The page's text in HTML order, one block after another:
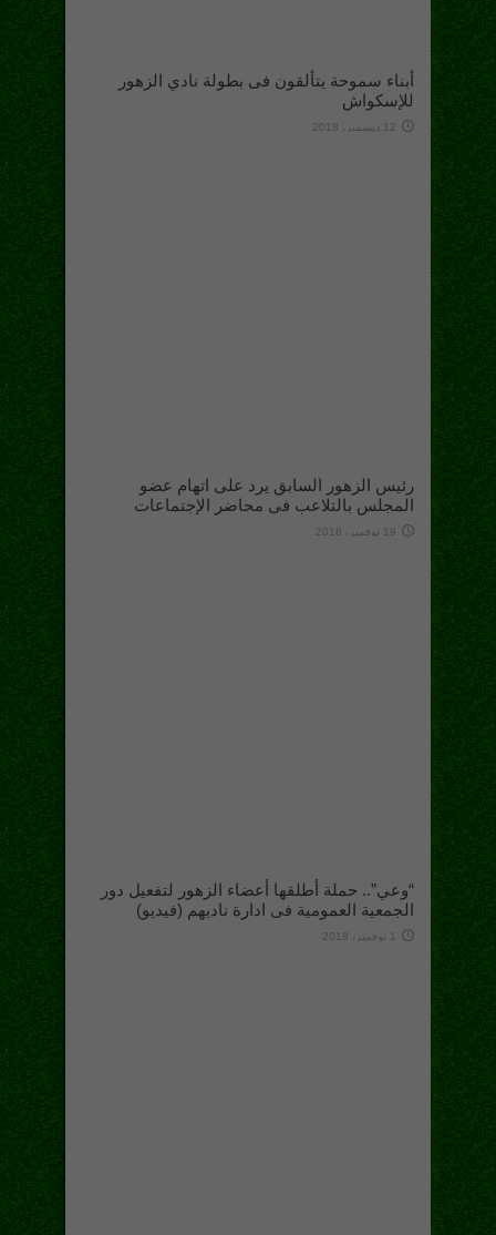
أبناء سموحة يتألقون فى بطولة نادي الزهور
للإسكواش
12 ديسمبر، 2018
رئيس الزهور السابق يرد على اتهام عضو
المجلس بالتلاعب فى محاضر الإجتماعات
19 نوفمبر، 2018
“وعي”.. حملة أطلقها أعضاء الزهور لتفعيل دور
الجمعية العمومية فى ادارة ناديهم (فيديو)
1 نوفمبر، 2018